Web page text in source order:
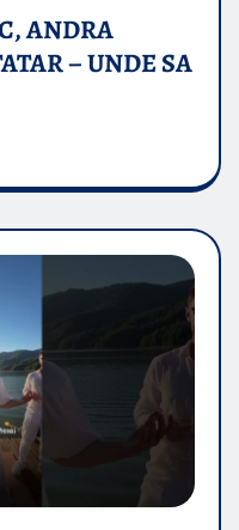
ANDRA
– UNDE SA